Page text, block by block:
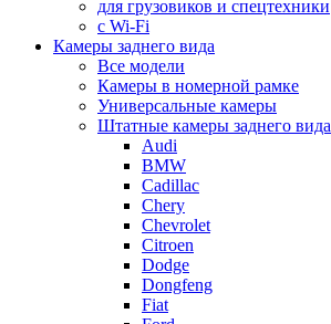
для грузовиков и спецтехники
с Wi-Fi
Камеры заднего вида
Все модели
Камеры в номерной рамке
Универсальные камеры
Штатные камеры заднего вида
Audi
BMW
Cadillac
Chery
Chevrolet
Citroen
Dodge
Dongfeng
Fiat